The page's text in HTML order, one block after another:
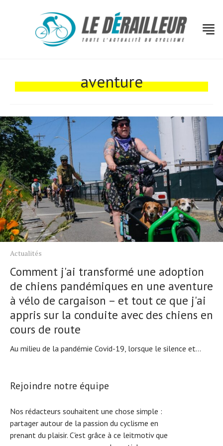
aventure
Actualités
Comment j'ai transformé une adoption
de chiens pandémiques en une aventure
à vélo de cargaison – et tout ce que j'ai
appris sur la conduite avec des chiens en
cours de route
Au milieu de la pandémie Covid-19, lorsque le silence et...
Rejoindre notre équipe
Nos rédacteurs souhaitent une chose simple :
partager autour de la passion du cyclisme en
prenant du plaisir. C'est grâce à ce leitmotiv que
Tests de produits
Tendances
Tous nos articles
À propos